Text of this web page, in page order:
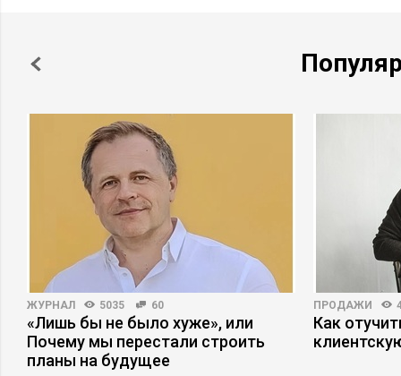
ЖУРНАЛ 5035 60
«Лишь бы не было хуже», или
Почему мы перестали строить
планы на будущее
ПРОДАЖИ
Как